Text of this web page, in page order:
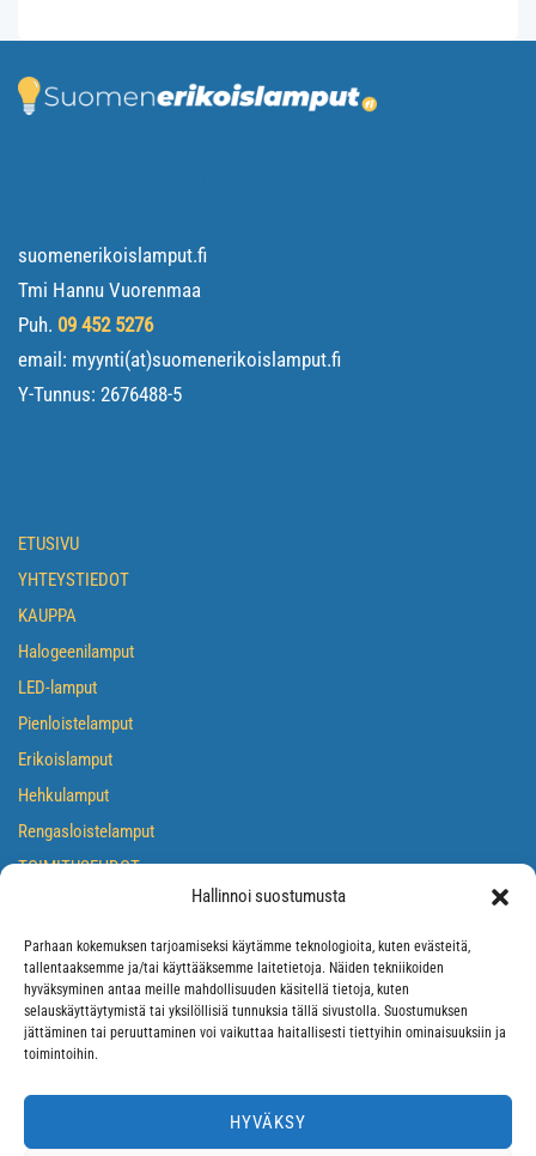
Hallinnoi suostumusta
Parhaan kokemuksen tarjoamiseksi käytämme teknologioita, kuten evästeitä,
tallentaaksemme ja/tai käyttääksemme laitetietoja. Näiden tekniikoiden
hyväksyminen antaa meille mahdollisuuden käsitellä tietoja, kuten
selauskäyttäytymistä tai yksilöllisiä tunnuksia tällä sivustolla. Suostumuksen
jättäminen tai peruuttaminen voi vaikuttaa haitallisesti tiettyihin ominaisuuksiin ja
toimintoihin.
HYVÄKSY
suomenerikoislamput.fi
Tmi Hannu Vuorenmaa
Puh. 09 452 5276
email: myynti(at)suomenerikoislamput.fi
Y-Tunnus: 2676488-5
ETUSIVU
YHTEYSTIEDOT
KAUPPA
Halogeenilamput
LED-lamput
Pienloistelamput
Erikoislamput
Hehkulamput
Rengasloistelamput
TOIMITUSEHDOT
EVÄSTEKÄYTÄNTÖ